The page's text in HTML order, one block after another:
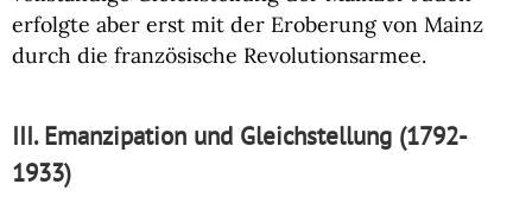
erfolgte aber erst mit der Eroberung von Mainz
durch die französische Revolutionsarmee.
III. Emanzipation und Gleichstellung (1792-
1933)